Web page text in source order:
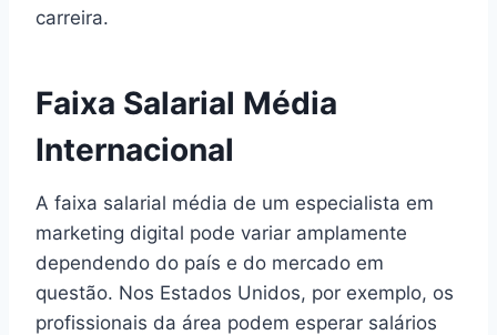
carreira.
Faixa Salarial Média
Internacional
A faixa salarial média de um especialista em
marketing digital pode variar amplamente
dependendo do país e do mercado em
questão. Nos Estados Unidos, por exemplo, os
profissionais da área podem esperar salários